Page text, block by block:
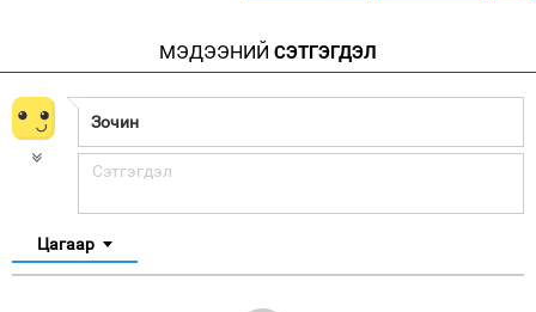
МЭДЭЭНИЙ СЭТГЭГДЭЛ
Цагаар